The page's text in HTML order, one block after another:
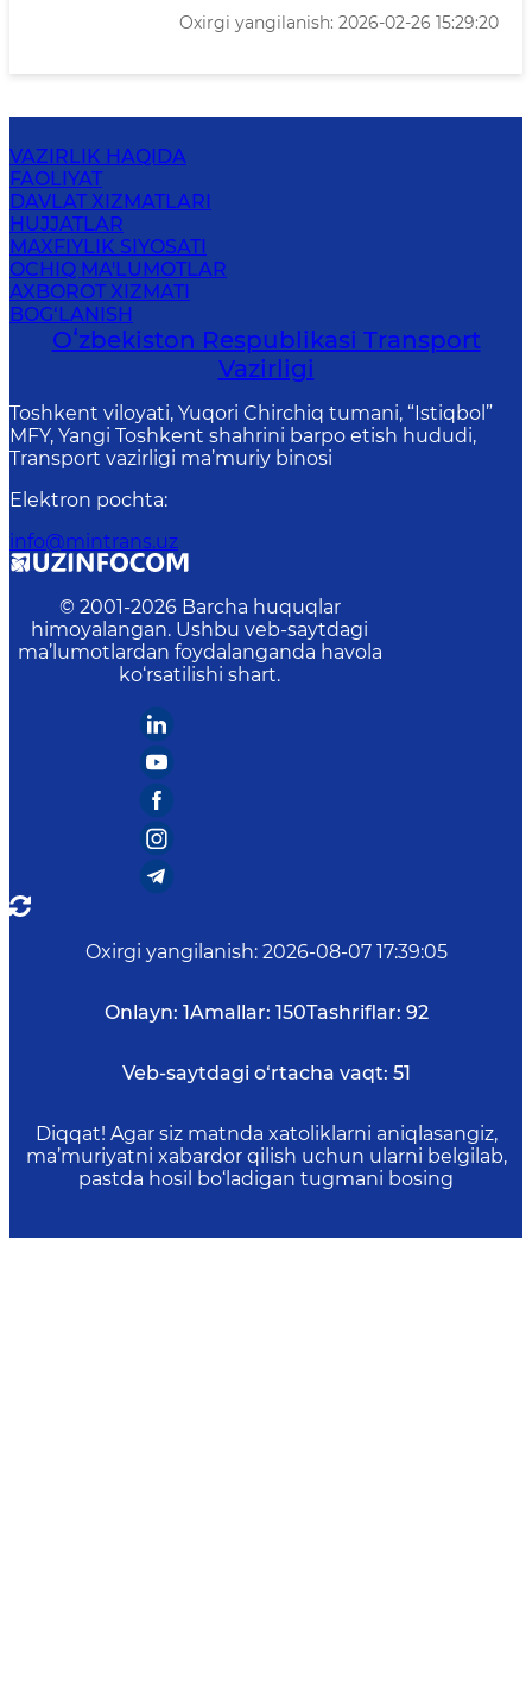
Oxirgi yangilanish: 2026-02-26 15:29:20
VAZIRLIK HAQIDA
FAOLIYAT
DAVLAT XIZMATLARI
HUJJATLAR
MAXFIYLIK SIYOSATI
OCHIQ MA'LUMOTLAR
AXBOROT XIZMATI
BOG‘LANISH
Oʻzbekiston Respublikasi Transport
Vazirligi
Toshkent viloyati, Yuqori Chirchiq tumani, “Istiqbol”
MFY, Yangi Toshkent shahrini barpo etish hududi,
Transport vazirligi ma’muriy binosi
Elektron pochta:
info@mintrans.uz
© 2001-2026 Barcha huquqlar
himoyalangan. Ushbu veb-saytdagi
ma’lumotlardan foydalanganda havola
ko‘rsatilishi shart.
Oxirgi yangilanish: 2026-08-07 17:39:05
Onlayn: 1Amallar: 150Tashriflar: 92
Veb-saytdagi o‘rtacha vaqt: 51
Diqqat! Agar siz matnda xatoliklarni aniqlasangiz,
ma’muriyatni xabardor qilish uchun ularni belgilab,
pastda hosil bo‘ladigan tugmani bosing